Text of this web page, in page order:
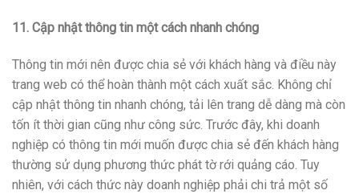
11. Cập nhật thông tin một cách nhanh chóng
Thông tin mới nên được chia sẻ với khách hàng và điều này
trang web có thể hoàn thành một cách xuất sắc. Không chỉ
cập nhật thông tin nhanh chóng, tải lên trang dễ dàng mà còn
tốn ít thời gian cũng như công sức. Trước đây, khi doanh
nghiệp có thông tin mới muốn được chia sẻ đến khách hàng
thường sử dụng phương thức phát tờ rới quảng cáo. Tuy
nhiên, với cách thức này doanh nghiệp phải chi trả một số